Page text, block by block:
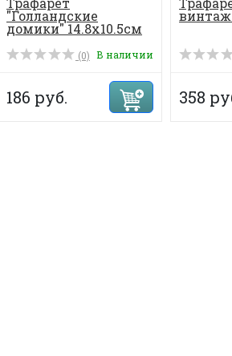
"Голландские
домики" 14.8х10.5см
(0) В наличии
186 руб. 358